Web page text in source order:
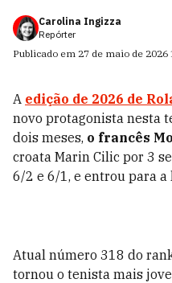
Carolina Ingizza
Repórter
Publicado em 27 de maio de 2026
A edição de 2026 de
novo protagonista nesta
dois meses, o francês
croata Marin Cilic por 3
6/2 e 6/1, e entrou para
Atual número 318 do
tornou o tenista mais